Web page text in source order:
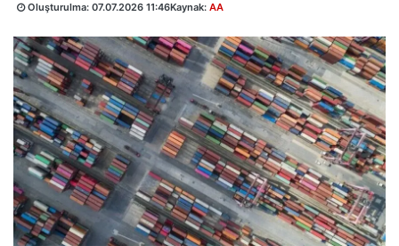
Oluşturulma: 07.07.2026 11:46Kaynak: AA